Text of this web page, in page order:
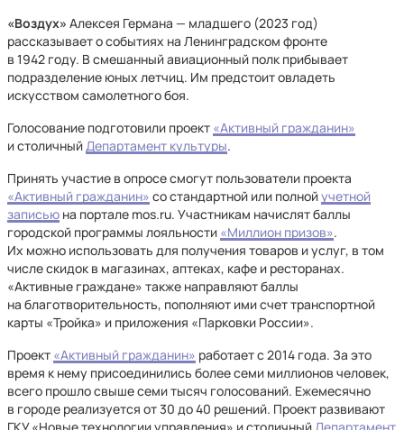
«Воздух» Алексея Германа — младшего (2023 год)
рассказывает о событиях на Ленинградском фронте
в 1942 году. В смешанный авиационный полк прибывает
подразделение юных летчиц. Им предстоит овладеть
искусством самолетного боя.
Голосование подготовили проект «Активный гражданин»
и столичныйДепартамент культуры.
Принять участие в опросе смогут пользователи проекта
«Активный гражданин» со стандартной или полнойучетной
записью на портале mos.ru. Участникам начислят баллы
городской программы лояльности «Миллион призов».
Их можно использовать для получения товаров и услуг, в том
числе скидок в магазинах, аптеках, кафе и ресторанах.
«Активные граждане» также направляют баллы
на благотворительность, пополняют ими счет транспортной
карты «Тройка» и приложения «Парковки России».
Проект «Активный гражданин» работает с 2014 года. За это
время к нему присоединились более семи миллионов человек,
всего прошло свыше семи тысяч голосований. Ежемесячно
в городе реализуется от 30 до 40 решений. Проект развивают